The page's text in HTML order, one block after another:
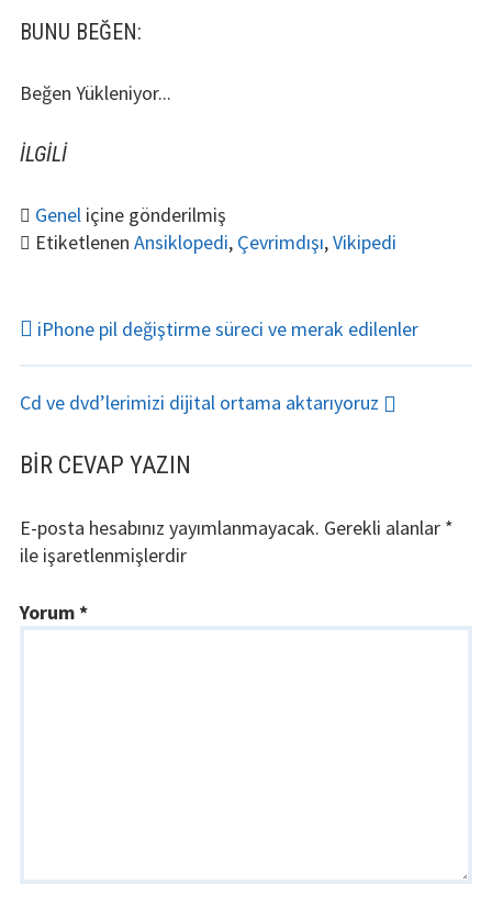
BUNU BEĞEN:
Beğen Yükleniyor...
İLGILI
Genel içine gönderilmiş
Etiketlenen Ansiklopedi, Çevrimdışı,Vikipedi
YAZI
DOLAŞIMI
iPhone pil değiştirme süreci ve merak edilenler
Cd ve dvd’lerimizi dijital ortama aktarıyoruz
BIR CEVAP YAZIN
E-posta hesabınız yayımlanmayacak. Gerekli alanlar *
ile işaretlenmişlerdir
Yorum*